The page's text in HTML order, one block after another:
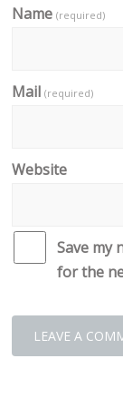
Name(required)
Mail(required)
Website
Save my
for the